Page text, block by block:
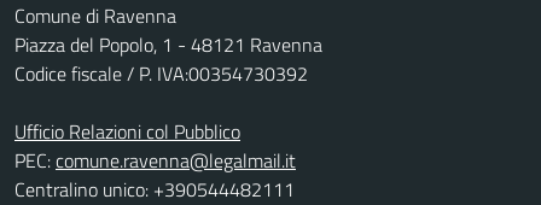
Comune di Ravenna
Piazza del Popolo, 1 - 48121 Ravenna
Codice fiscale / P. IVA:00354730392
Ufficio Relazioni col Pubblico
PEC:comune.ravenna@legalmail.it
Centralino unico: +390544482111